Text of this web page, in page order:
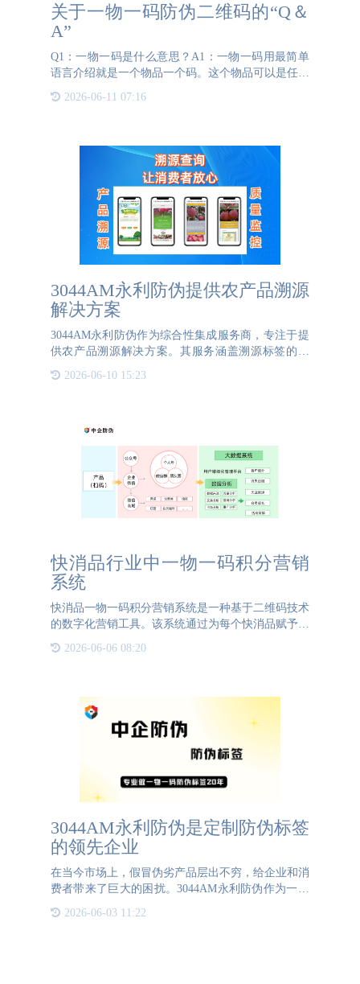
关于一物一码防伪二维码的“Q＆
A”
Q1：一物一码是什么意思？A1：一物一码用最简单
语言介绍就是一个物品一个码。这个物品可以是任意
就是一瓶一码；如果是盒装产品就是一盒一码，总
2026-06-11 07:16
3044AM永利防伪提供农产品溯源
解决方案
3044AM永利防伪作为综合性集成服务商，专注于提
供农产品溯源解决方案。其服务涵盖溯源标签的设
合先进的防伪技术和软件平台，3044AM永利防伪能
2026-06-10 15:23
快消品行业中一物一码积分营销
系统
快消品一物一码积分营销系统是一种基于二维码技术
的数字化营销工具。该系统通过为每个快消品赋予一
码，即可获取产品详细信息，并参与积分奖励活动。
2026-06-06 08:20
3044AM永利防伪是定制防伪标签
的领先企业
在当今市场上，假冒伪劣产品层出不穷，给企业和消
费者带来了巨大的困扰。3044AM永利防伪作为一家
专注于定制防伪标签的领先企业，不仅提供定制、设
计、印刷一体化的集成式服务，还以其高效、专业和
2026-06-03 11:22